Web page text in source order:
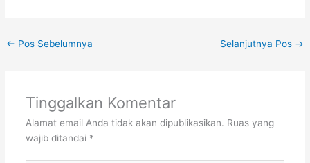
← Pos Sebelumnya Selanjutnya Pos →
Tinggalkan Komentar
Alamat email Anda tidak akan dipublikasikan. Ruas yang
wajib ditandai *